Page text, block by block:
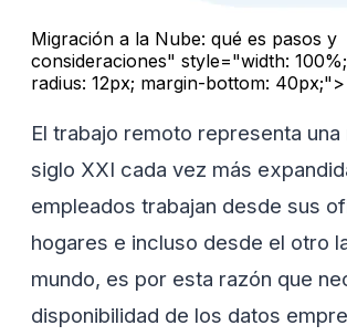
Migración a la Nube: qué es pasos y
consideraciones" style="width:
radius: 12px; margin-bottom: 40px;">
El trabajo remoto representa una
siglo XXI cada vez más
empleados trabajan desde sus
hogares e incluso desde el otro
mundo, es por esta razón que
disponibilidad de los datos